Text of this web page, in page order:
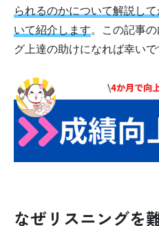
られるのかについて解説し
いて紹介します。この記事
グ上達の助けになれば幸いで
なぜリスニングを